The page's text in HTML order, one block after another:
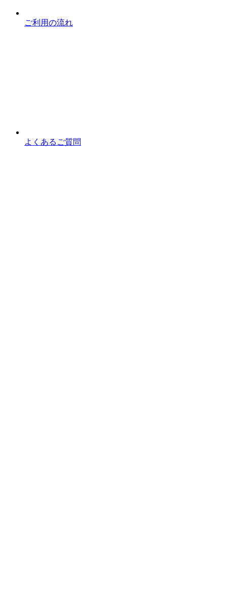
ご利用の流れ
よくあるご質問